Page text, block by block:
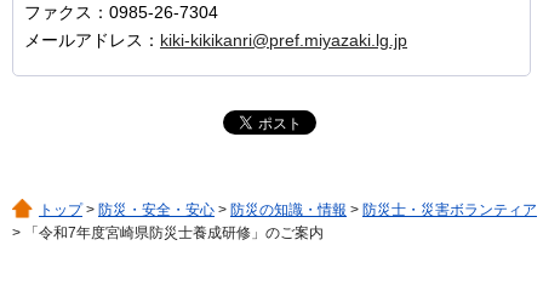
ファクス：0985-26-7304
メールアドレス： kiki-kikikanri@pref.miyazaki.lg.jp
トップ> 防災・安全・安心 > 防災の知識・情報 > 防災士・災害ボランティア
> 「令和7年度宮崎県防災士養成研修」のご案内